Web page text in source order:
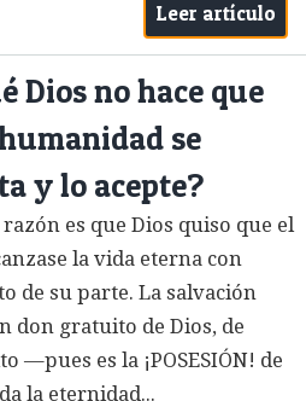
Leer artículo
Dios no hace que
se
y lo acepte?
es que Dios quiso que el
la vida eterna con
de su parte. La salvación
don gratuito de Dios, de
—pues es la ¡POSESIÓN! de
la eternidad...